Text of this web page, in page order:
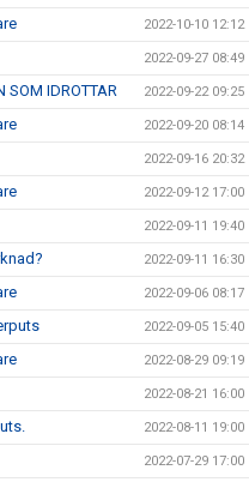
2022-10-10 12:12
2022-09-27 08:49
SOM IDROTTAR 2022-09-22 09:25
2022-09-20 08:14
2022-09-16 20:32
2022-09-12 17:00
2022-09-11 19:40
2022-09-11 16:30
2022-09-06 08:17
2022-09-05 15:40
2022-08-29 09:19
2022-08-21 16:00
2022-08-11 19:00
2022-07-29 17:00